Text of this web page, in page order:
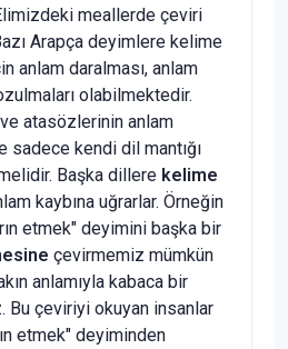
meallerde çeviri
Arapça deyimlere kelime
anlam daralması, anlam
olabilmektedir.
atasözlerinin anlam
sadece kendi dil mantığı
Başka dillere kelime
kaybına uğrarlar. Örneğin
etmek" deyimini başka bir
çevirmemiz mümkün
anlamıyla kabaca bir
çeviriyi okuyan insanlar
etmek" deyiminden